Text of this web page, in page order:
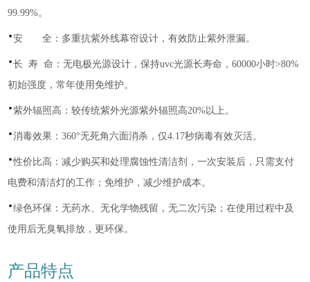
99.99%。
·安 全：多重抗紫外线幕帘设计，有效防止紫外泄漏。
·长 寿 命：无电极光源设计，保持uvc光源长寿命，60000小时>80%
初始强度，常年使用免维护。
·紫外辐照高：较传统紫外光源紫外辐照高20%以上。
·消毒效果：360°无死角六面消杀，仅4.17秒病毒有效灭活。
·性价比高：减少购买和处理腐蚀性清洁剂，一次安装后，只需支付
电费和清洁灯的工作；免维护，减少维护成本。
·绿色环保：无药水、无化学物残留，无二次污染；在使用过程中及
使用后无臭氧排放，更环保。
产品特点